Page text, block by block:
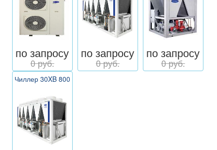
по запросу
0 руб.
по запросу
0 руб.
по запросу
0 руб.
Чиллер 30XB 800